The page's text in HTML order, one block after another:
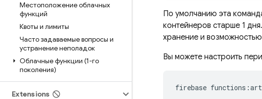
Местоположение облачных
функций
Квоты и лимиты
Часто задаваемые вопросы и
устранение неполадок
Облачные функции (1-го
поколения)
Extensions
По умолчанию эта
контейнеров старше 1
хранение и
Вы можете настроить
firebase